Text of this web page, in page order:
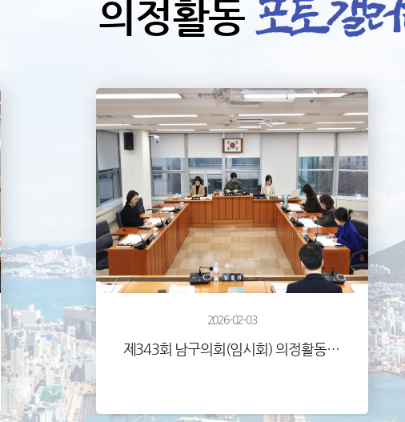
의정활동
2026-02-03
제343회 남구의회(임시회) 의정활동사진